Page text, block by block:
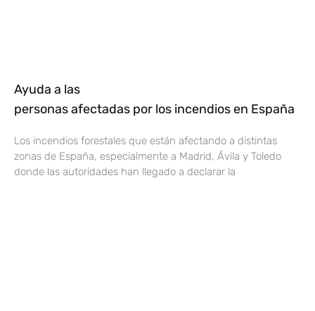
Ayuda a las
personas afectadas por los incendios en España
Los incendios forestales que están afectando a distintas
zonas de España, especialmente a Madrid, Ávila y Toledo
donde las autoridades han llegado a declarar la